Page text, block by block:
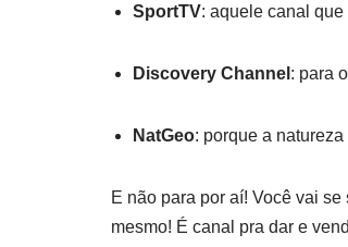
SportTV: aquele canal
Discovery Channel : para
NatGeo: porque a
E não para por aí! Você vai
mesmo! É canal pra dar e